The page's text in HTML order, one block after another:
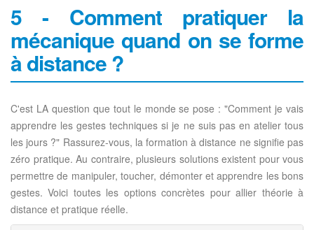
5 - Comment pratiquer la
mécanique quand on se forme
à distance ?
C'est LA question que tout le monde se pose : "Comment je vais
apprendre les gestes techniques si je ne suis pas en atelier tous
les jours ?" Rassurez-vous, la formation à distance ne signifie pas
zéro pratique. Au contraire, plusieurs solutions existent pour vous
permettre de manipuler, toucher, démonter et apprendre les bons
gestes. Voici toutes les options concrètes pour allier théorie à
distance et pratique réelle.